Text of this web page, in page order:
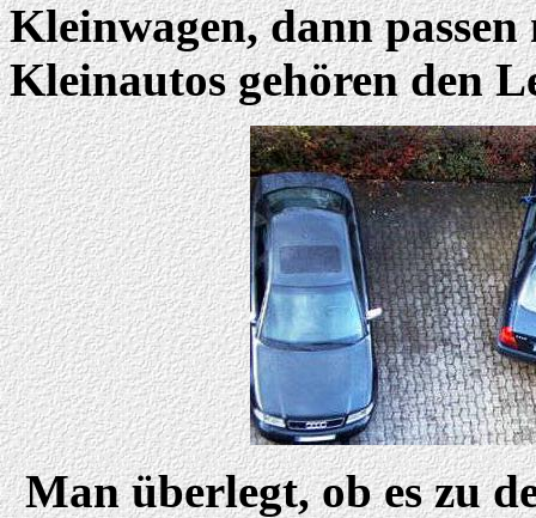
Kleinwagen, dann
Kleinautos gehören den
Man überlegt, ob es zu